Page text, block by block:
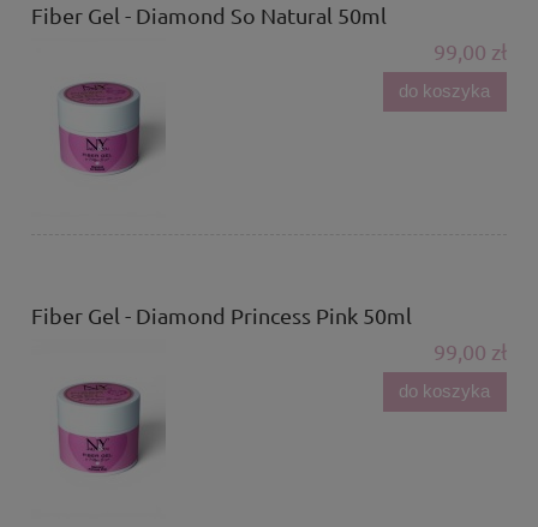
Fiber Gel - Diamond So Natural 50ml
99,00 zł
do koszyka
Fiber Gel - Diamond Princess Pink 50ml
99,00 zł
do koszyka